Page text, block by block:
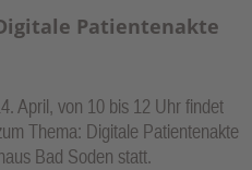
Patientenakte
April, von 10 bis 12 Uhr findet
Thema: Digitale Patientenakte
Bad Soden statt.